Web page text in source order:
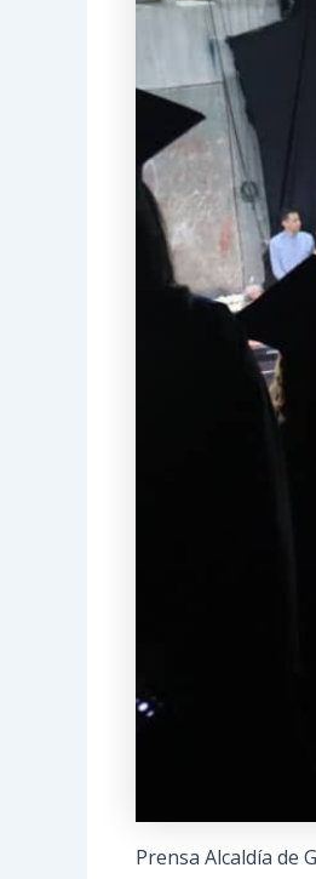
Prensa Alcaldía de